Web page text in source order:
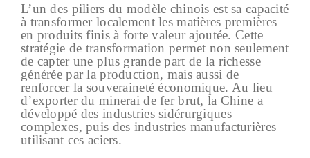
L’un des piliers du modèle chinois est sa capacité
à transformer localement les matières premières
en produits finis à forte valeur ajoutée. Cette
stratégie de transformation permet non seulement
de capter une plus grande part de la richesse
générée par la production, mais aussi de
renforcer la souveraineté économique. Au lieu
d’exporter du minerai de fer brut, la Chine a
développé des industries sidérurgiques
complexes, puis des industries manufacturières
utilisant ces aciers.